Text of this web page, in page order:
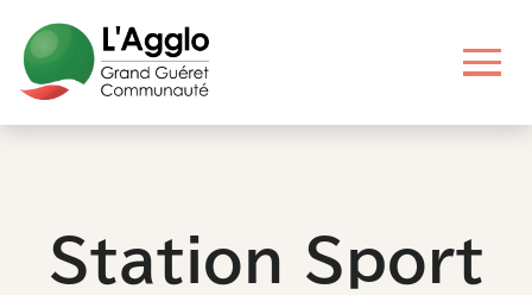
contenu
principal
menu
principal
liens
utiles
pied
page
Station Sport